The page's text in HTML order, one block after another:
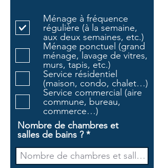
g
a
t
o
i
r
e
Ménage à fréquence
régulière (à la semaine,
aux deux semaines, etc.)
Ménage ponctuel (grand
ménage, lavage de vitres,
murs, tapis, etc.)
Service résidentiel
(maison, condo, chalet…)
Service commercial (aire
commune, bureau,
commerce…)
Nombre de chambres et
salles de bains ?